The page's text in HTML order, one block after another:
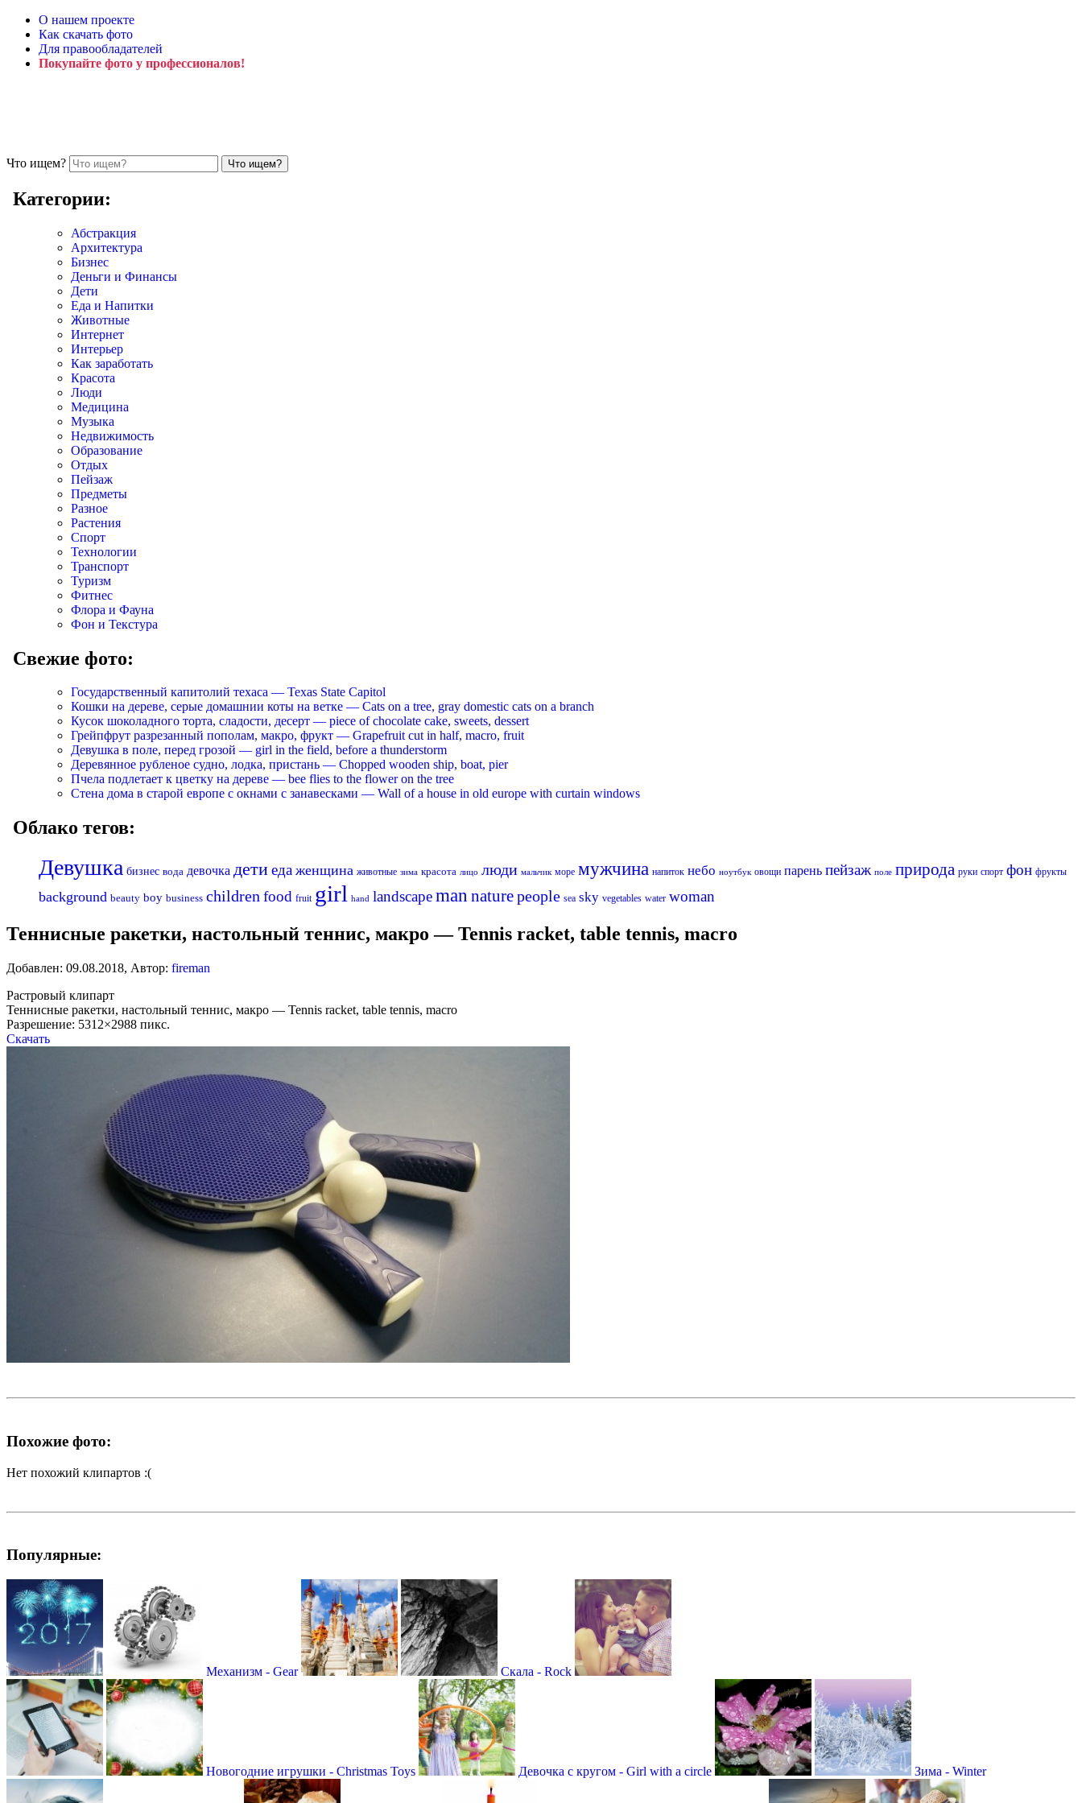
О нашем проекте
Как скачать фото
Для правообладателей
Покупайте фото у профессионалов!
Что ищем?
Категории:
Абстракция
Архитектура
Бизнес
Деньги и Финансы
Дети
Еда и Напитки
Животные
Интернет
Интерьер
Как заработать
Красота
Люди
Медицина
Музыка
Недвижимость
Образование
Отдых
Пейзаж
Предметы
Разное
Растения
Спорт
Технологии
Транспорт
Туризм
Фитнес
Флора и Фауна
Фон и Текстура
Свежие фото:
Государственный капитолий техаса — Texas State Capitol
Кошки на дереве, серые домашнии коты на ветке — Cats on a tree, gray domestic cats on a branch
Кусок шоколадного торта, сладости, десерт — piece of chocolate cake, sweets, dessert
Грейпфрут разрезанный пополам, макро, фрукт — Grapefruit cut in half, macro, fruit
Девушка в поле, перед грозой — girl in the field, before a thunderstorm
Деревянное рубленое судно, лодка, пристань — Chopped wooden ship, boat, pier
Пчела подлетает к цветку на дереве — bee flies to the flower on the tree
Стена дома в старой европе с окнами с занавесками — Wall of a house in old europe with curtain windows
Облако тегов:
Девушка бизнес вода девочка детиеда женщина животные зима красота лицо люди мальчик море мужчина напиток небо ноутбук овощи парень пейзаж поле природа руки спорт фон фрукты
background beauty boy business childrenfood fruit girl hand landscapeman naturepeople sea sky vegetables water woman
Теннисные ракетки, настольный теннис, макро — Tennis racket, table tennis, macro
Добавлен: 09.08.2018, Автор: fireman
Растровый клипарт
Теннисные ракетки, настольный теннис, макро — Tennis racket, table tennis, macro
Разрешение: 5312×2988 пикс.
Скачать
Похожие фото:
Нет похожий клипартов :(
Популярные:
Механизм - Gear Скала - Rock
Новогодние игрушки - Christmas Toys Девочка с кругом - Girl with a circle Зима - Winter